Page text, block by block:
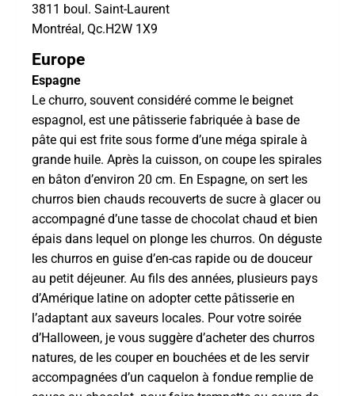
3811 boul. Saint-Laurent
Montréal, Qc.H2W 1X9
Europe
Espagne
Le churro, souvent considéré comme le beignet
espagnol, est une pâtisserie fabriquée à base de
pâte qui est frite sous forme d’une méga spirale à
grande huile. Après la cuisson, on coupe les spirales
en bâton d’environ 20 cm. En Espagne, on sert les
churros bien chauds recouverts de sucre à glacer ou
accompagné d’une tasse de chocolat chaud et bien
épais dans lequel on plonge les churros. On déguste
les churros en guise d’en-cas rapide ou de douceur
au petit déjeuner. Au fils des années, plusieurs pays
d’Amérique latine on adopter cette pâtisserie en
l’adaptant aux saveurs locales. Pour votre soirée
d’Halloween, je vous suggère d’acheter des churros
natures, de les couper en bouchées et de les servir
accompagnées d’un caquelon à fondue remplie de